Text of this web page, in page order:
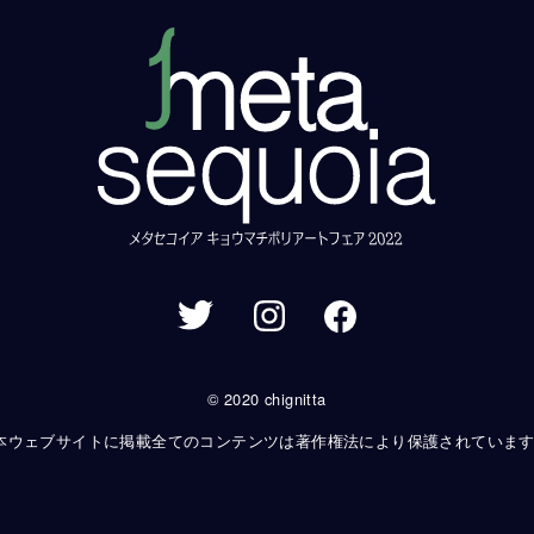
© 2020 chignitta
ウェブサイトに掲載全てのコンテンツは著作権法により保護されていま